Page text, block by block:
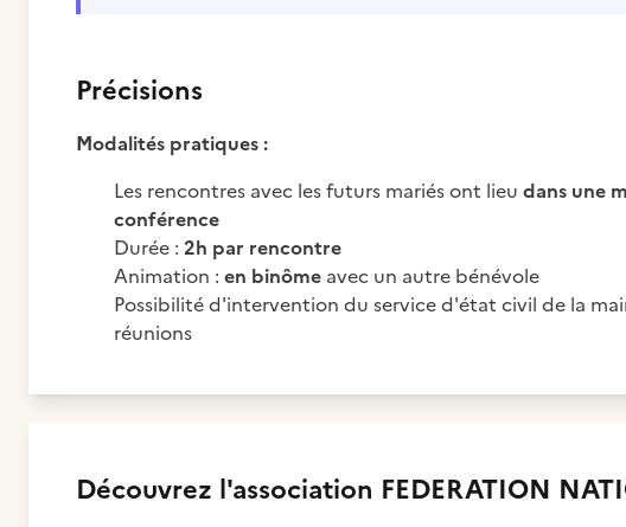
Précisions
Modalités pratiques :
Les rencontres avec les futurs mariés ont lieu dans une
conférence
Durée : 2h par rencontre
Animation : en binôme avec un autre bénévole
Possibilité d'intervention du service d'état civil de la
réunions
Découvrez l'association FEDERATION